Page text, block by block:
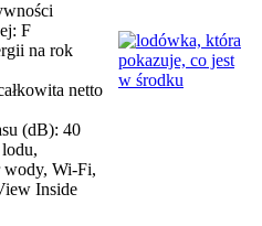
F
na rok
netto
(dB): 40
Wi-Fi,
Inside